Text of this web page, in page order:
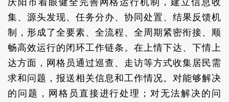
庆阳市着眼健全完善网格运行机制，建立信息收
集、源头发现、任务分办、协同处置、结果反馈机
制，形成了全要素、全流程、全周期紧密衔接、顺
畅高效运行的闭环工作链条。在上情下达、下情上
达方面，网格员通过巡查、走访等方式收集居民需
求和问题，报送相关信息和工作情况。对能够解决
的问题，网格员直接进行处理；对无法解决的问